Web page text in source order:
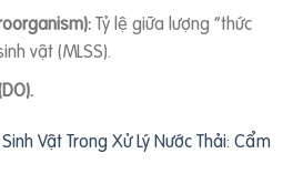
Tỷ lệ giữa lượng “thức
vật (MLSS).
Vật Trong Xử Lý Nước Thải: Cẩm